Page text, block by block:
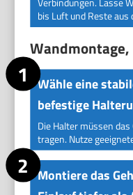
bis Luft und Reste
Wähle eine
befestige
Die Halter müssen
tragen. Nutze
Montiere das